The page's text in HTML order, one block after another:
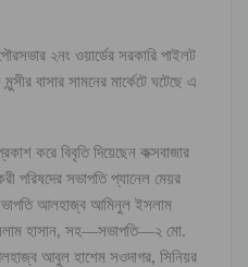
২নং ওয়ার্ডের সরকারি পাইলট
বাসার সামনের মার্কেটে ঘটেছে এ
করে বিবৃতি দিয়েছেন কক্সবাজার
পরিষদের সভাপতি প্যানেল মেয়র
আলহাজ্ব আমিনুল ইসলাম
হাসান, সহ—সভাপতি—২ মো.
আবুল হাশেম সওদাগর, সিনিয়র